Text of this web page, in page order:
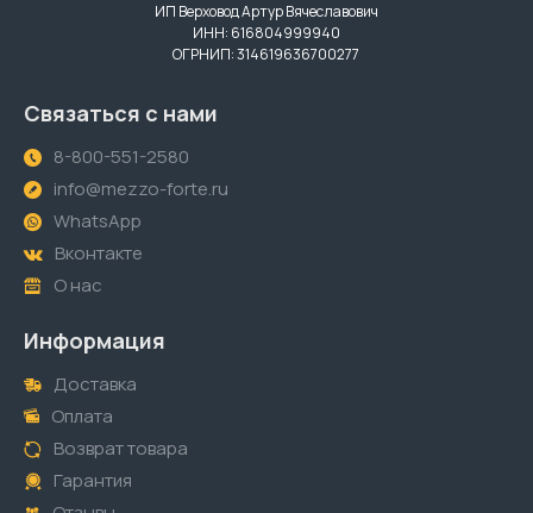
ИП Верховод Артур Вячеславович
ИНН: 616804999940
ОГРНИП: 314619636700277
Связаться с нами
8-800-551-2580
info@mezzo-forte.ru
WhatsApp
Вконтакте
О нас
Информация
Доставка
Оплата
Возврат товара
Гарантия